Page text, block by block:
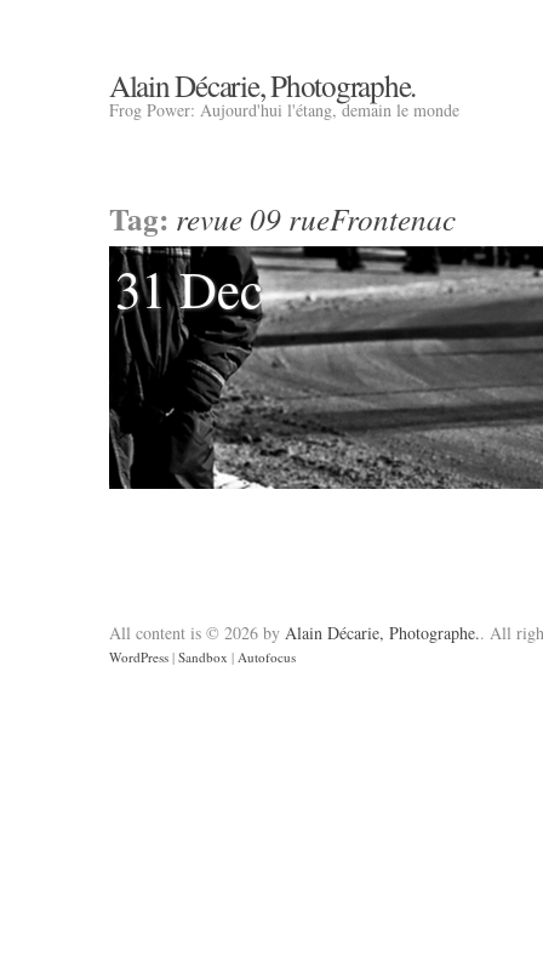
Alain Décarie, Photographe.
Frog Power: Aujourd'hui l'étang, demain le monde
Tag: revue 09 rueFrontenac
31 Dec
All content is © 2026 by Alain Décarie, Photographe.. All
WordPress | Sandbox | Autofocus